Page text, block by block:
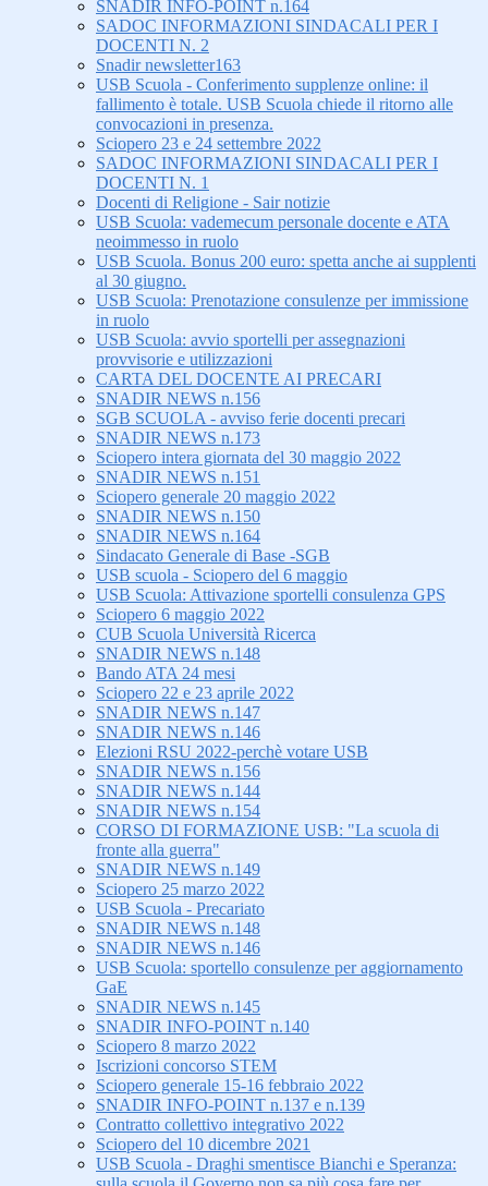
SNADIR INFO-POINT n.164
SADOC INFORMAZIONI SINDACALI PER I
DOCENTI N. 2
Snadir newsletter163
USB Scuola - Conferimento supplenze online: il
fallimento è totale. USB Scuola chiede il ritorno alle
convocazioni in presenza.
Sciopero 23 e 24 settembre 2022
SADOC INFORMAZIONI SINDACALI PER I
DOCENTI N. 1
Docenti di Religione - Sair notizie
USB Scuola: vademecum personale docente e ATA
neoimmesso in ruolo
USB Scuola. Bonus 200 euro: spetta anche ai supplenti
al 30 giugno.
USB Scuola: Prenotazione consulenze per immissione
in ruolo
USB Scuola: avvio sportelli per assegnazioni
provvisorie e utilizzazioni
CARTA DEL DOCENTE AI PRECARI
SNADIR NEWS n.156
SGB SCUOLA - avviso ferie docenti precari
SNADIR NEWS n.173
Sciopero intera giornata del 30 maggio 2022
SNADIR NEWS n.151
Sciopero generale 20 maggio 2022
SNADIR NEWS n.150
SNADIR NEWS n.164
Sindacato Generale di Base -SGB
USB scuola - Sciopero del 6 maggio
USB Scuola: Attivazione sportelli consulenza GPS
Sciopero 6 maggio 2022
CUB Scuola Università Ricerca
SNADIR NEWS n.148
Bando ATA 24 mesi
Sciopero 22 e 23 aprile 2022
SNADIR NEWS n.147
SNADIR NEWS n.146
Elezioni RSU 2022-perchè votare USB
SNADIR NEWS n.156
SNADIR NEWS n.144
SNADIR NEWS n.154
CORSO DI FORMAZIONE USB: "La scuola di
fronte alla guerra"
SNADIR NEWS n.149
Sciopero 25 marzo 2022
USB Scuola - Precariato
SNADIR NEWS n.148
SNADIR NEWS n.146
USB Scuola: sportello consulenze per aggiornamento
GaE
SNADIR NEWS n.145
SNADIR INFO-POINT n.140
Sciopero 8 marzo 2022
Iscrizioni concorso STEM
Sciopero generale 15-16 febbraio 2022
SNADIR INFO-POINT n.137 e n.139
Contratto collettivo integrativo 2022
Sciopero del 10 dicembre 2021
USB Scuola - Draghi smentisce Bianchi e Speranza: